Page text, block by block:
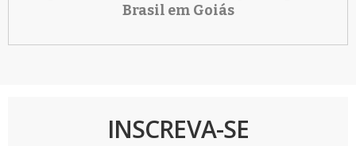
Brasil em Goiás
INSCREVA-SE